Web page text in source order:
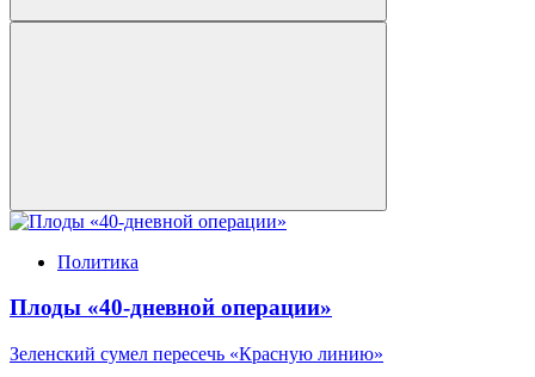
Политика
Плоды «40-дневной операции»
Зеленский сумел пересечь «Красную линию»